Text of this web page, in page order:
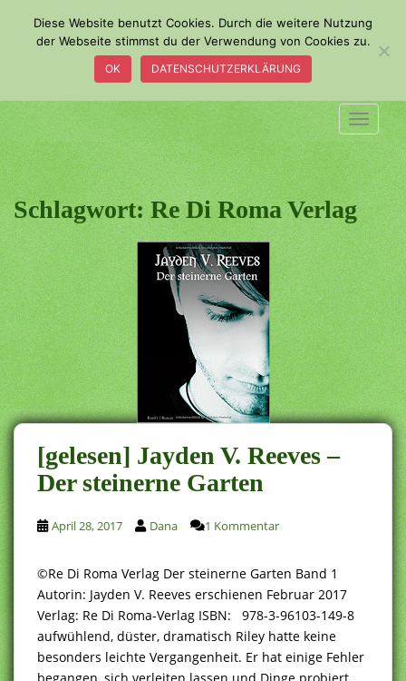
o
m
a
i
n
c
o
n
t
e
n
t
Schlagwort:Re Di Roma Verlag
[gelesen] Jayden V. Reeves –
Der steinerne Garten
April 28, 2017 Dana 1 Kommentar
©Re Di Roma Verlag Der steinerne Garten Band 1
Autorin: Jayden V. Reeves erschienen Februar 2017
Verlag: Re Di Roma-Verlag ISBN: 978-3-96103-149-8
aufwühlend, düster, dramatisch Riley hatte keine
besonders leichte Vergangenheit. Er hat einige Fehler
Diese Website benutzt Cookies. Durch die weitere Nutzung
der Webseite stimmst du der Verwendung von Cookies zu.
OK DATENSCHUTZERKLÄRUNG